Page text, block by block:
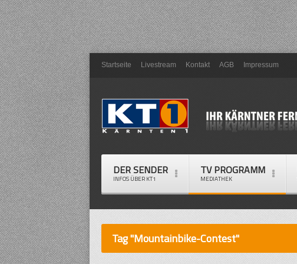
Startseite Livestream Kontakt AGB Impressum
DER SENDER
INFOS ÜBER KT1
TV PROGRAMM
MEDIATHEK
Tag "Mountainbike-Contest"